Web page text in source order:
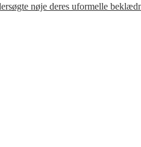
nøje deres uformelle